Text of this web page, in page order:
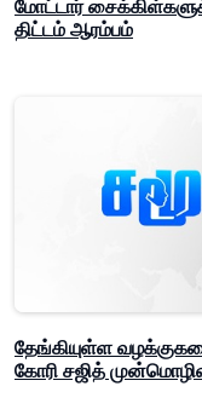
மோட்டார்
திட்டம் ஆரம்பம்
தேங்கியுள்ள
கோரி சஜித்